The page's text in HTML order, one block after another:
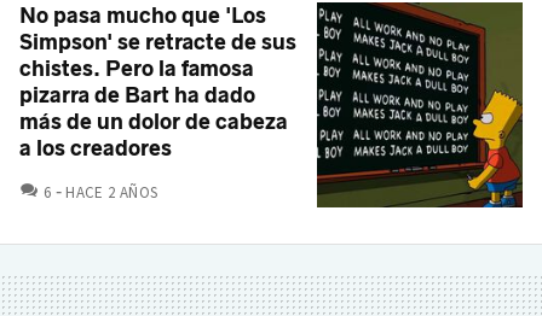
No pasa mucho que 'Los
Simpson' se retracte de sus
chistes. Pero la famosa
pizarra de Bart ha dado
más de un dolor de cabeza
a los creadores
6 COMENTARIOS
HACE 2 AÑOS